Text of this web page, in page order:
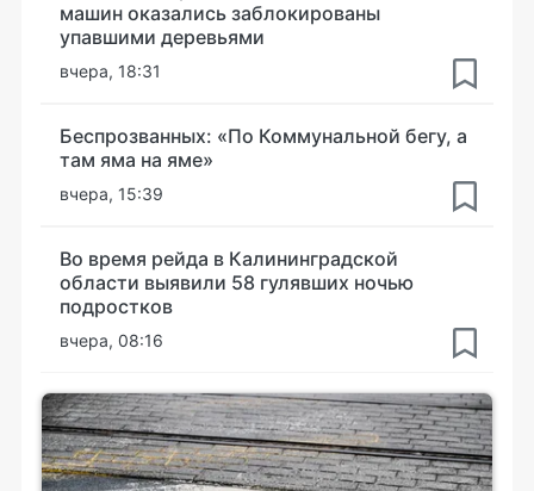
машин оказались заблокированы
упавшими деревьями
вчера, 18:31
Беспрозванных: «По Коммунальной бегу, а
там яма на яме»
вчера, 15:39
Во время рейда в Калининградской
области выявили 58 гулявших ночью
подростков
вчера, 08:16